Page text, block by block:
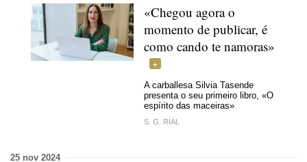
«Chegou agora o
momento de publicar, é
como cando te namoras»
A carballesa Silvia Tasende
presenta o seu primeiro libro, «O
espírito das maceiras»
S. G. RIAL
25 nov 2024